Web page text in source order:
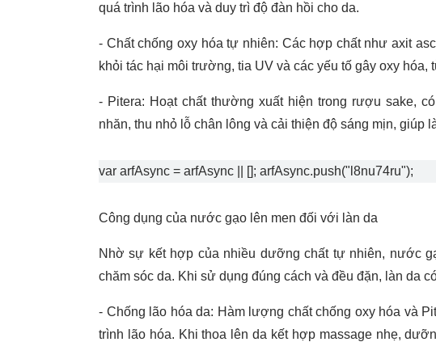
quá trình lão hóa và duy trì độ đàn hồi cho da.
- Chất chống oxy hóa tự nhiên: Các hợp chất như axit
khỏi tác hại môi trường, tia UV và các yếu tố gây oxy hóa,
- Pitera: Hoạt chất thường xuất hiện trong rượu sake,
nhăn, thu nhỏ lỗ chân lông và cải thiện độ sáng mịn, giúp
var arfAsync = arfAsync || []; arfAsync.push("l8nu74ru");
Công dụng của nước gạo lên men đối với làn da
Nhờ sự kết hợp của nhiều dưỡng chất tự nhiên, nước
chăm sóc da. Khi sử dụng đúng cách và đều đặn, làn da
- Chống lão hóa da: Hàm lượng chất chống oxy hóa và
trình lão hóa. Khi thoa lên da kết hợp massage nhẹ,